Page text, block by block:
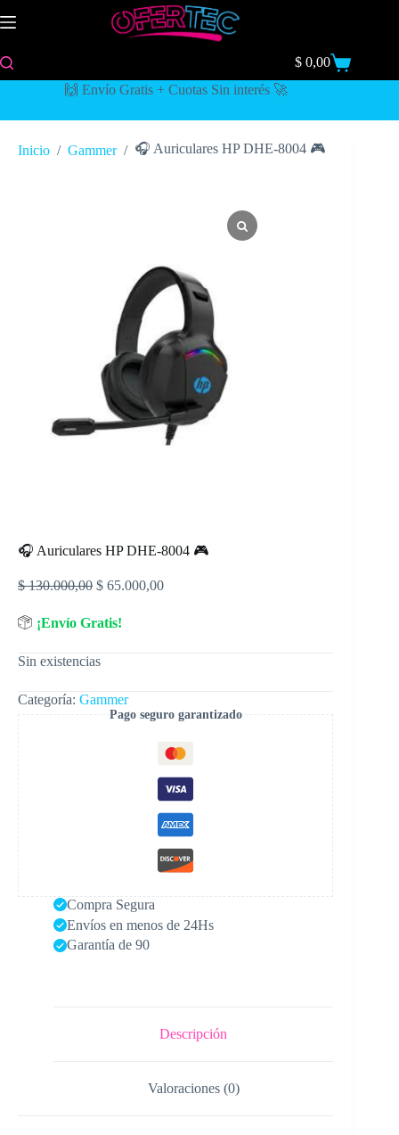
$ 0,00
🙌 Envío Gratis + Cuotas Sin interés 🚀
Inicio / Gammer / 🎧 Auriculares HP DHE-8004 🎮
🎧 Auriculares HP DHE-8004 🎮
$130.000,00 $ 65.000,00
¡Envío Gratis!
Sin existencias
Categoría: Gammer
Pago seguro garantizado
Compra Segura
Envíos en menos de 24Hs
Garantía de 90
Descripción
Valoraciones (0)